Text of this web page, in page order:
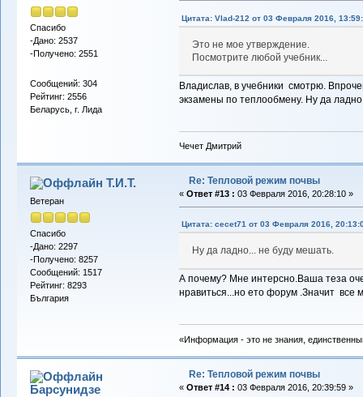
Спасибо
-Дано: 2537
-Получено: 2551
Сообщений: 304
Рейтинг: 2556
Беларусь, г. Лида
Цитата: Vlad-212 от 03 Февраля 2016,
Это не мое утверждение.
Посмотрите любой учебник...
Владислав, в учебники смотрю.
экзамены по теплообмену. Ну да
Чечет Дмитрий
Т.И.Т.
Ветеран
Спасибо
-Дано: 2297
-Получено: 8257
Сообщений: 1517
Рейтинг: 8293
България
Re: Тепловой режим почвы
« Ответ #13 : 03 Февраля 2016, 20:28:10 »
Цитата: cecet71 от 03 Февраля 2016,
Ну да ладно... не буду мешать.
А почему? Мне интерсно.Ваша теза
нравиться...но ето форум .Значит все
«Информация - это не знания,
Барсунидзе
Re: Тепловой режим почвы
« Ответ #14 : 03 Февраля 2016, 20:39:59 »